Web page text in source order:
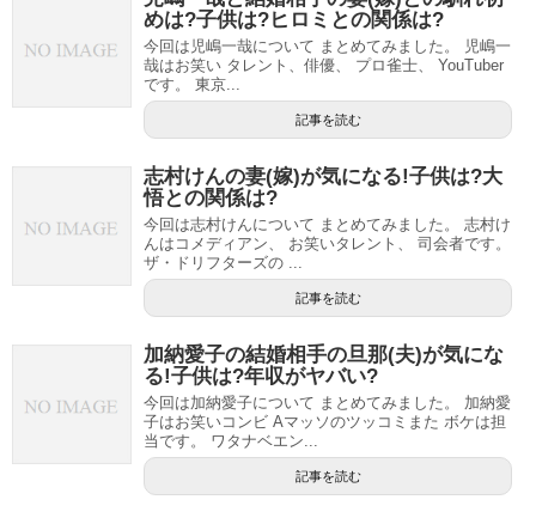
めは?子供は?ヒロミとの関係は?
今回は児嶋一哉について まとめてみました。 児嶋一
哉はお笑い タレント、俳優、 プロ雀士、 YouTuber
です。 東京...
記事を読む
志村けんの妻(嫁)が気になる!子供は?大
悟との関係は?
今回は志村けんについて まとめてみました。 志村け
んはコメディアン、 お笑いタレント、 司会者です。
ザ・ドリフターズの ...
記事を読む
加納愛子の結婚相手の旦那(夫)が気にな
る!子供は?年収がヤバい?
今回は加納愛子について まとめてみました。 加納愛
子はお笑いコンビ Aマッソのツッコミまた ボケは担
当です。 ワタナベエン...
記事を読む